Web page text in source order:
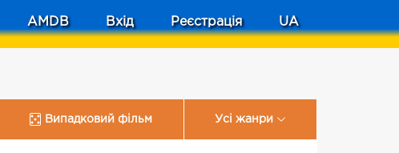
AMDB Вхід Реєстрація UA
Випадковий фільм Усі жанри